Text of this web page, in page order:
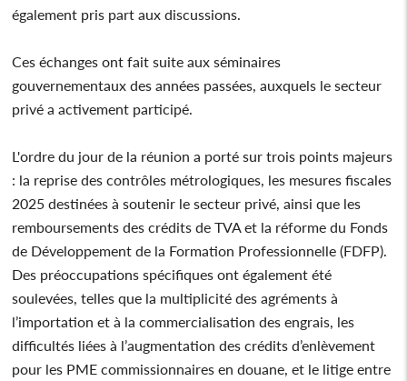
également pris part aux discussions.
Ces échanges ont fait suite aux séminaires
gouvernementaux des années passées, auxquels le secteur
privé a activement participé.
L'ordre du jour de la réunion a porté sur trois points majeurs
: la reprise des contrôles métrologiques, les mesures fiscales
2025 destinées à soutenir le secteur privé, ainsi que les
remboursements des crédits de TVA et la réforme du Fonds
de Développement de la Formation Professionnelle (FDFP).
Des préoccupations spécifiques ont également été
soulevées, telles que la multiplicité des agréments à
l’importation et à la commercialisation des engrais, les
difficultés liées à l’augmentation des crédits d’enlèvement
pour les PME commissionnaires en douane, et le litige entre